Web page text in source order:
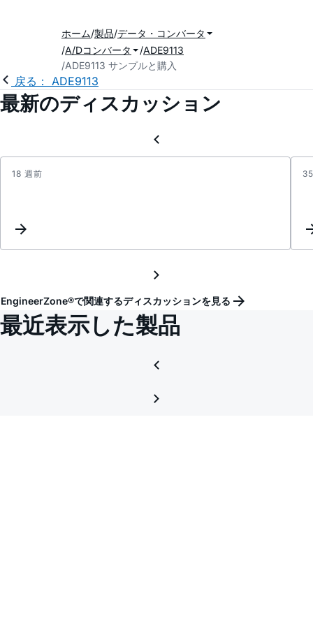
ホーム 製品 データ・コンバータ
A/Dコンバータ
ADE9113
ADE9113 サンプルと購入
戻る： ADE9113
最新のディスカッション
18 週前
EngineerZone®で関連するディスカッションを見る
最近表示した製品